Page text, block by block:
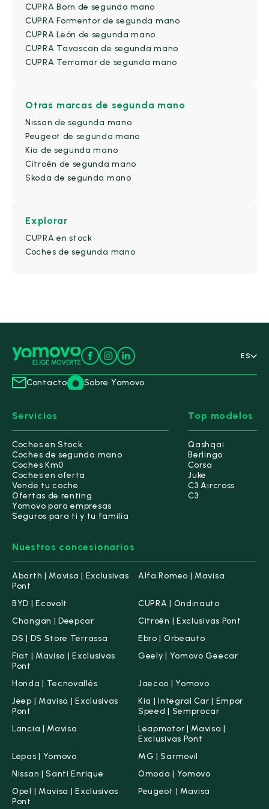
CUPRA Born de segunda mano
CUPRA Formentor de segunda mano
CUPRA León de segunda mano
CUPRA Tavascan de segunda mano
CUPRA Terramar de segunda mano
Otras marcas de segunda mano
Nissan de segunda mano
Peugeot de segunda mano
Kia de segunda mano
Citroën de segunda mano
Skoda de segunda mano
Explorar
CUPRA en stock
Coches de segunda mano
ES
Contacto Sobre Yomovo
Servicios
Coches en Stock
Coches de segunda mano
Coches Km0
Coches en oferta
Vende tu coche
Ofertas de renting
Yomovo para empresas
Seguros para ti y tu familia
Top modelos
Qashqai
Berlingo
Corsa
Juke
C3 Aircross
C3
Nuestros concesionarios
Abarth | Mavisa | Exclusivas
Pont
Alfa Romeo | Mavisa
BYD | Ecovolt
CUPRA | Ondinauto
Changan | Deepcar
Citroën | Exclusivas Pont
DS | DS Store Terrassa
Ebro | Orbeauto
Fiat | Mavisa | Exclusivas
Pont
Geely | Yomovo Geecar
Honda | Tecnovallés
Jaecoo | Yomovo
Jeep | Mavisa | Exclusivas
Pont
Kia | Integral Car | Empor
Speed | Semprocar
Lancia | Mavisa
Leapmotor | Mavisa |
Exclusivas Pont
Lepas | Yomovo
MG | Sarmovil
Nissan | Santi Enrique
Omoda | Yomovo
Opel | Mavisa | Exclusivas
Pont
Peugeot | Mavisa